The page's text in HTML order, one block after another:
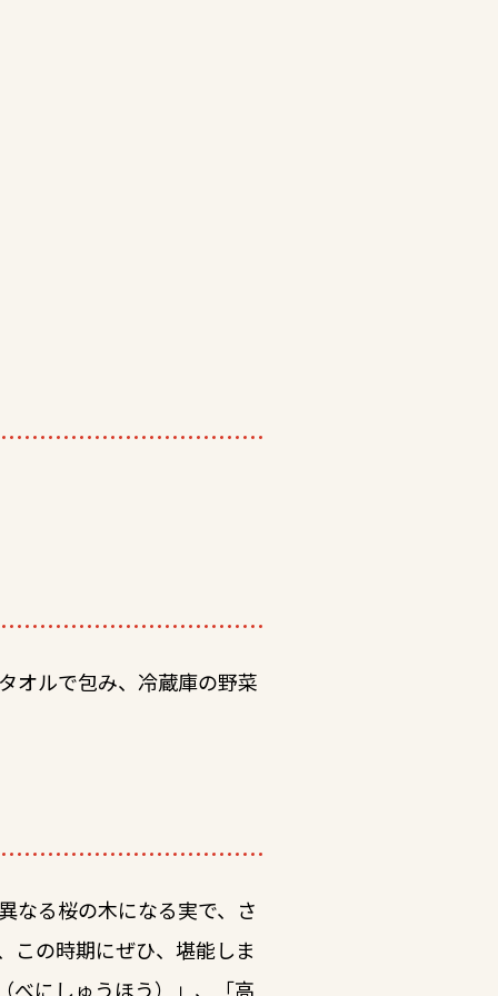
オルで包み、冷蔵庫の野菜
なる桜の木になる実で、さ
この時期にぜひ、堪能しま
べにしゅうほう）」、「高